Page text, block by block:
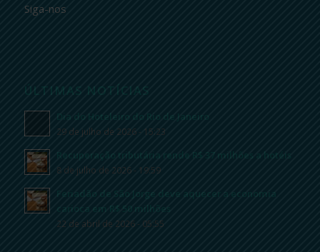
Siga-nos
ÚLTIMAS NOTÍCIAS
Dia do Hoteleiro do Rio de Janeiro
29 de julho de 2026 - 15:23
Recuperação tributária rende R$ 37 milhões a hotéis
8 de julho de 2026 - 19:59
Feriadão de São Jorge deve aquecer a economia
carioca em R$ 50 milhões
22 de abril de 2026 - 05:55